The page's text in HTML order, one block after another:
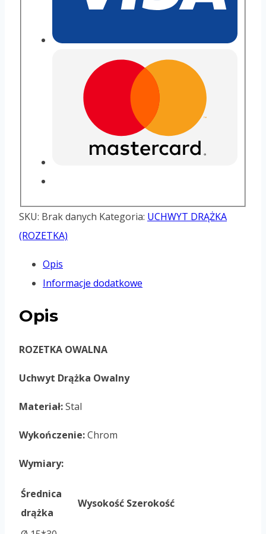
SKU: Brak danych Kategoria: UCHWYT DRĄŻKA
(ROZETKA)
Opis
Informacje dodatkowe
Opis
ROZETKA OWALNA
Uchwyt Drążka Owalny
Materiał:Stal
Wykończenie:Chrom
Wymiary:
Średnica
drążka
Wysokość Szerokość